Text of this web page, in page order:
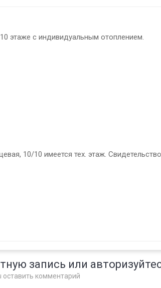
этаже с индивидуальным отоплением.
10/10 имеется тех. этаж.
запись или
комментарий